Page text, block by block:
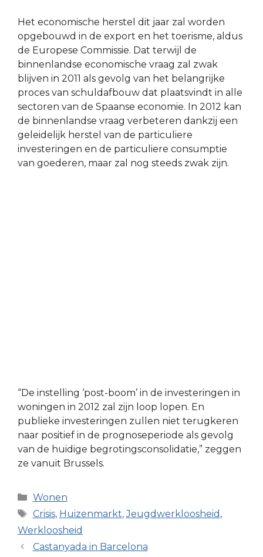
Het economische herstel dit jaar zal worden
opgebouwd in de export en het toerisme, aldus
de Europese Commissie. Dat terwijl de
binnenlandse economische vraag zal zwak
blijven in 2011 als gevolg van het belangrijke
proces van schuldafbouw dat plaatsvindt in alle
sectoren van de Spaanse economie. In 2012 kan
de binnenlandse vraag verbeteren dankzij een
geleidelijk herstel van de particuliere
investeringen en de particuliere consumptie
van goederen, maar zal nog steeds zwak zijn.
“De instelling ‘post-boom’ in de investeringen in
woningen in 2012 zal zijn loop lopen. En
publieke investeringen zullen niet terugkeren
naar positief in de prognoseperiode als gevolg
van de huidige begrotingsconsolidatie,” zeggen
ze vanuit Brussels.
Categorieën
Wonen
Tags
Crisis, Huizenmarkt,Jeugdwerkloosheid ,
Werkloosheid
Castanyada in Barcelona